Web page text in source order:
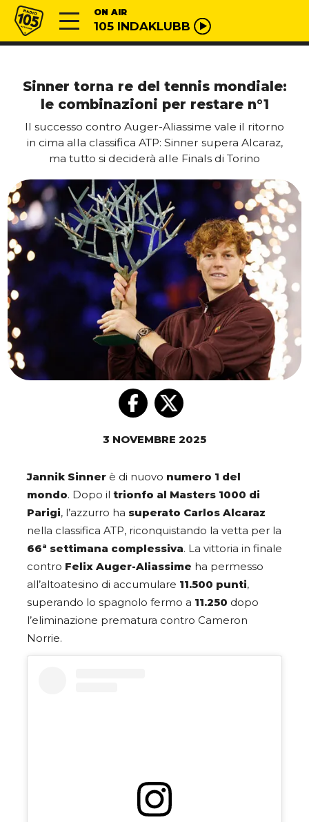
Vai al contenuto
Radio 105 ON AIR
105 INDAKLUBB
Sinner torna re del tennis mondiale:
le combinazioni per restare n°1
Il successo contro Auger-Aliassime vale il ritorno
in cima alla classifica ATP: Sinner supera Alcaraz,
ma tutto si deciderà alle Finals di Torino
3 NOVEMBRE 2025
Jannik Sinner è di nuovo numero 1 del
mondo. Dopo il trionfo al Masters 1000 di
Parigi, l’azzurro ha superato Carlos Alcaraz
nella classifica ATP, riconquistando la vetta per la
66ª settimana complessiva. La vittoria in finale
contro Felix Auger-Aliassime ha permesso
all’altoatesino di accumulare 11.500 punti,
superando lo spagnolo fermo a 11.250 dopo
l’eliminazione prematura contro Cameron
Norrie.